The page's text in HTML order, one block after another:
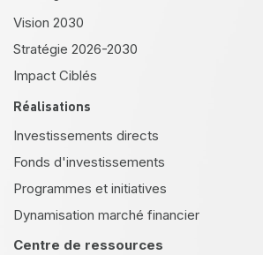
Vision 2030
Stratégie 2026-2030
Impact Ciblés
Réalisations
Investissements directs
Fonds d'investissements
Programmes et initiatives
Dynamisation marché financier
Centre de ressources